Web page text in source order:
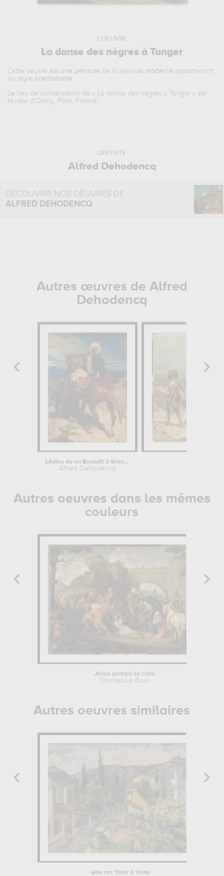
L'OEUVRE
La danse des nègres à Tanger
Cette oeuvre est une peinture de la période moderne appartenant
au style orientalisme.
Le lieu de conservation de « La danse des nègres à Tanger » est
Musée d'Orsay, Paris, France.
L'ARTISTE
Alfred Dehodencq
DÉCOUVRIR NOS OEUVRES DE
ALFRED DEHODENCQ
Autres œuvres de Alfred
Dehodencq
L'Adieu du roi Boabdil à Grenade
Alfred Dehodencq
Autres oeuvres dans les mêmes
couleurs
Jésus portant sa croix
Charles Le Brun
Autres oeuvres similaires
Une rue Tatar à Yalta